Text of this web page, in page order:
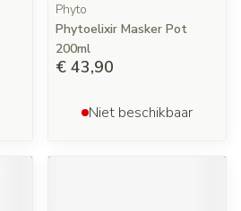
Phyto
Phytoelixir Masker Pot
200ml
€ 43,90
Niet beschikbaar